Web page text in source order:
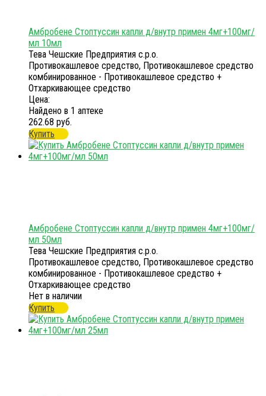
Амбробене Стоптуссин капли д/внутр примен 4мг+100мг/
мл 10мл
Тева Чешские Предприятия с.р.о.
Противокашлевое средство, Противокашлевое средство
комбинированное - Противокашлевое средство +
Отхаркивающее средство
Цена:
Найдено в 1 аптеке
262.68 руб.
Купить
Амбробене Стоптуссин капли д/внутр примен 4мг+100мг/
мл 50мл
Тева Чешские Предприятия с.р.о.
Противокашлевое средство, Противокашлевое средство
комбинированное - Противокашлевое средство +
Отхаркивающее средство
Нет в наличии
Купить